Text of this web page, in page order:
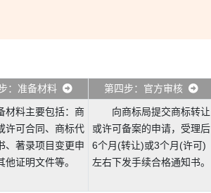
：准备材料 第四步：官方审核
材料主要包括：商
许可合同、商标代
、著录项目变更申
他证明文件等。
向商标局提交商标转让
或许可备案的申请，受理后
6个月(转让)或3个月(许可)
左右下发手续合格通知书。